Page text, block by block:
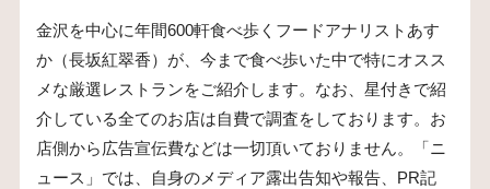
金沢を中心に年間600軒食べ歩くフードアナリストあす
か（長坂紅翠香）が、今まで食べ歩いた中で特にオスス
メな厳選レストランをご紹介します。なお、星付きで紹
介している全てのお店は自費で調査をしております。お
店側から広告宣伝費などは一切頂いておりません。「ニ
ュース」では、自身のメディア露出告知や報告、PR記